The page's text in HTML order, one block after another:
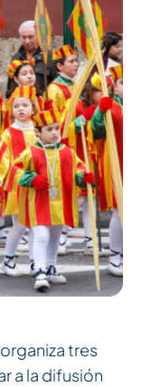
tres
a la difusión